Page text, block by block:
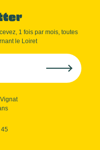
1 fois par mois, toutes
le Loiret
45